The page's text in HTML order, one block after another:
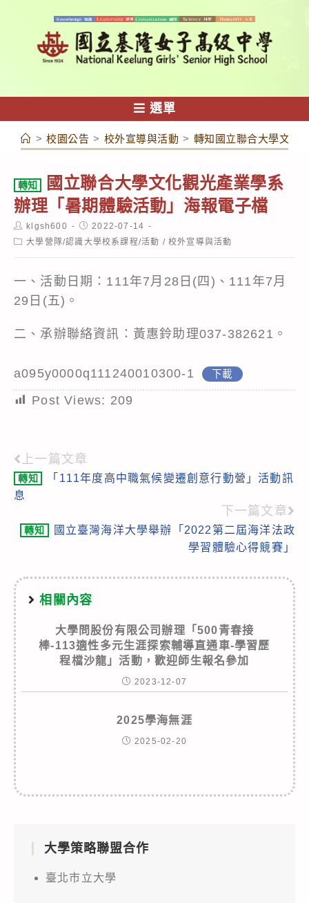
容
選單
> 校園公告 > 校外宣導與活動 > 轉知國立聯合大學文化
轉知
國立聯合大學文化觀光產業學系
辦理「暑期體驗活動」海報電子檔
Post
author:
klgsh600
Post
published:
2022-07-14
Post大學營隊/認識大學校系課程/活動 / 校外宣導與活動
一、活動日期：111年7月28日(四)、111年7月
29日(五)。
二、承辦聯絡資訊：黃惠鈴助理037-382621。
a095y0000q111240010300-1 下載
Post Views: 209
Read
more
上一篇文章
轉知
「111年度高中職氣候變遷創意行動營」活動訊
息
下一篇文章
轉知
國立臺灣海洋大學舉辦「2022第二屆海洋法政
學習體驗心得競賽」
相關內容
大學問股份有限公司辦理「500青春接
棒-113適性多元生涯探索輔導直通車-學習歷
程檔沙龍」活動，歡迎師生報名參加
2023-12-07
2025學海無涯
2025-02-20
大學策略聯盟合作
臺北市立大學